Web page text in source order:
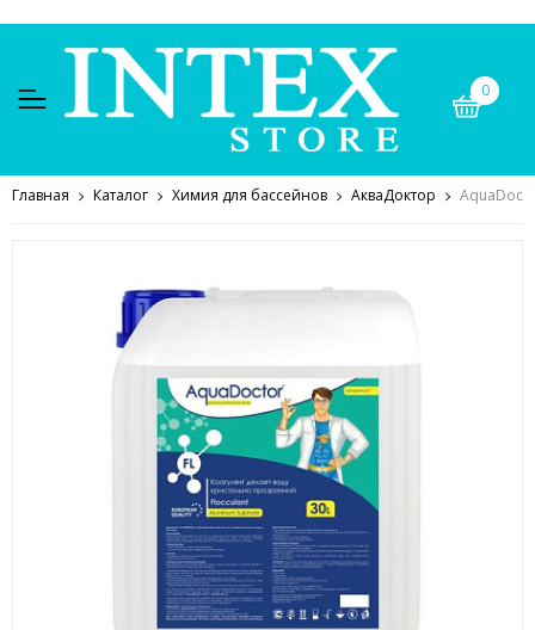
0
Главная Каталог Химия для бассейнов АкваДоктор